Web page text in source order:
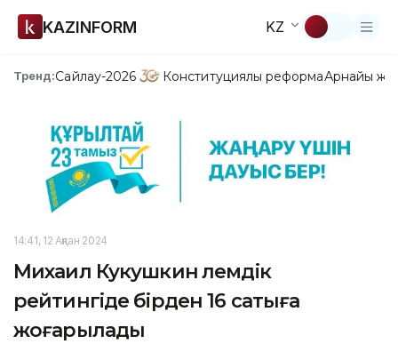
KAZINFORM KZ
Тренд:Сайлау-2026 Конституциялық реформаАрнайы
14:41, 12 Ақпан 2024
Михаил Кукушкин әлемдік
рейтингіде бірден 16 сатыға
жоғарылады